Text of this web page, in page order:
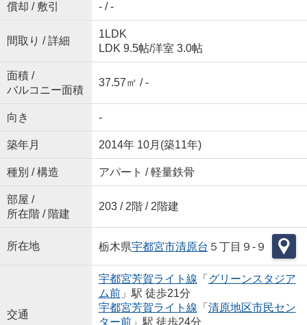
償却 / 敷引 - / -
間取り / 詳細
1LDK
LDK 9.5帖/洋室 3.0帖
面積 /
バルコニー面積
37.57㎡ / -
向き -
築年月 2014年 10月(築11年)
種別 / 構造 アパート / 軽量鉄骨
部屋 /
所在階 / 階建
203 / 2階 / 2階建
所在地 栃木県宇都宮市清原台 ５丁目９-９
交通
宇都宮芳賀ライト線 「 グリーンスタジア
ム前」駅 徒歩21分
宇都宮芳賀ライト線 「 清原地区市民セン
ター前」駅 徒歩24分